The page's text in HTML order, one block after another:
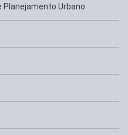
Planejamento Urbano